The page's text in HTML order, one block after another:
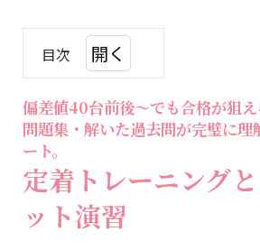
目次
1.
定
着
ト
レ
ー
偏差値40台前後～でも合格が狙え
問題集・解いた過去問が完璧に理
ート。
定着トレーニング
ット演習